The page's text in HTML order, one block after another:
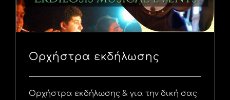
Ορχήστρα εκδήλωσης
Ορχήστρα εκδήλωσης & για την δική σας